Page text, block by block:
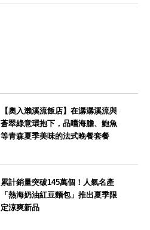
【奧入瀨溪流飯店】在潺潺溪流與
蒼翠綠意環抱下，品嚐海膽、鮑魚
等青森夏季美味的法式晚餐套餐
累計銷量突破145萬個！人氣名產
「熱海奶油紅豆麵包」推出夏季限
定涼爽新品